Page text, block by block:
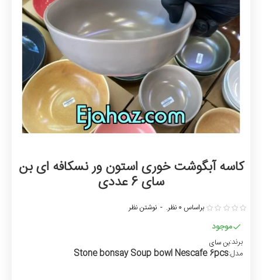
کاسه آبگوشت خوری استون ور نسکافه ای بن
سای 6 عددی
موجود
برند:بن سای
مدل:Stone bonsay Soup bowl Nescafe 6pcs
براساس 0 نظر. - نوشتن نظر